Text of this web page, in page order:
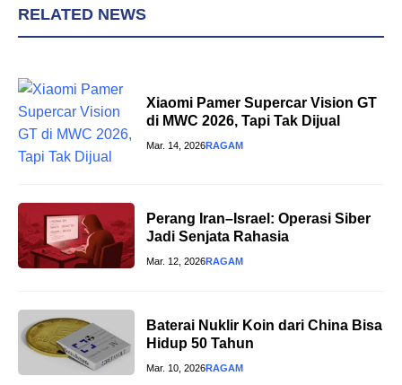
RELATED NEWS
Xiaomi Pamer Supercar Vision GT
di MWC 2026, Tapi Tak Dijual
Mar. 14, 2026RAGAM
Perang Iran–Israel: Operasi Siber
Jadi Senjata Rahasia
Mar. 12, 2026RAGAM
Baterai Nuklir Koin dari China Bisa
Hidup 50 Tahun
Mar. 10, 2026RAGAM